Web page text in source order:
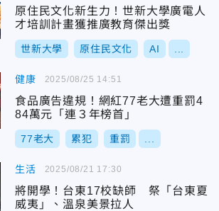
原住民文化新生力！世新大學廣電人
才培訓計畫獲推廣教育傑出獎
世新大學 原住民文化 AI
健康
食品廣告違規！網紅77老大遭重罰4
84萬元「連３年榜首」
77老大 累犯 重罰
2025/08/25 14:51
生活
將開學！台東17校缺師 祭「台東夏
威夷」、溫泉美景拉人
2025/08/21 17:30